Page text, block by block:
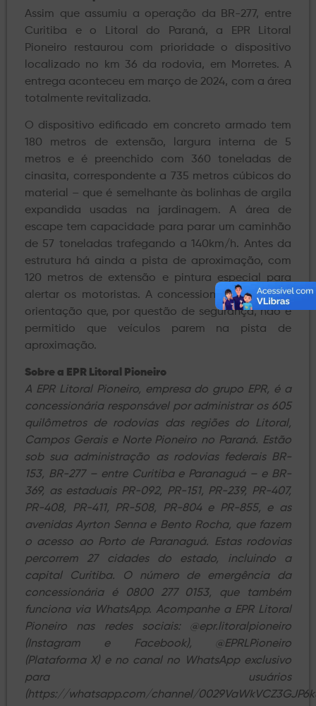
Assim que assumiu a operação da BR-277, entre
Curitiba e o Litoral do Paraná, a EPR Litoral
Pioneiro restaurou com prioridade o dispositivo
localizado no km 36 da rodovia, em Morretes. A
entrega aconteceu em março de 2024, com a área
totalmente revitalizada.
O dispositivo edificado em concreto armado tem
180 metros de extensão, largura interna de 5
metros e é preenchido com 360 toneladas de
cinasita, correspondente a 735 metros cúbicos do
material – que é semelhante às bolinhas de argila
expandida usadas na jardinagem. A área de
escape tem capacidade para parar um caminhão
de 57 toneladas trafegando a 140km/h. Antes da
estrutura há ainda a pista de aproximação, com
120 metros de extensão e pintura especial para
alertar os motoristas. A concessionária reforça a
orientação que, por questão de segurança, não é
permitido que veículos parem na pista de
aproximação.
Sobre a EPR Litoral Pioneiro
A EPR Litoral Pioneiro, empresa do grupo EPR, é a
concessionária responsável por administrar os 605
quilômetros de rodovias das regiões do Litoral,
Campos Gerais e Norte Pioneiro no Paraná. Estão
sob sua administração as rodovias federais BR-
153, BR-277 – entre Curitiba e Paranaguá – e BR-
369, as estaduais PR-092, PR-151, PR-239, PR-407,
PR-408, PR-411, PR-508, PR-804 e PR-855, e as
avenidas Ayrton Senna e Bento Rocha, que fazem
o acesso ao Porto de Paranaguá. Estas rodovias
percorrem 27 cidades do estado, incluindo a
capital Curitiba. O número de emergência da
concessionária é 0800 277 0153, que também
funciona via WhatsApp. Acompanhe a EPR Litoral
Pioneiro nas redes sociais: @epr.litoralpioneiro
(Instagram e Facebook), @EPRLPioneiro
(Plataforma X) e no canal no WhatsApp exclusivo
para usuários
(https://whatsapp.com/channel/